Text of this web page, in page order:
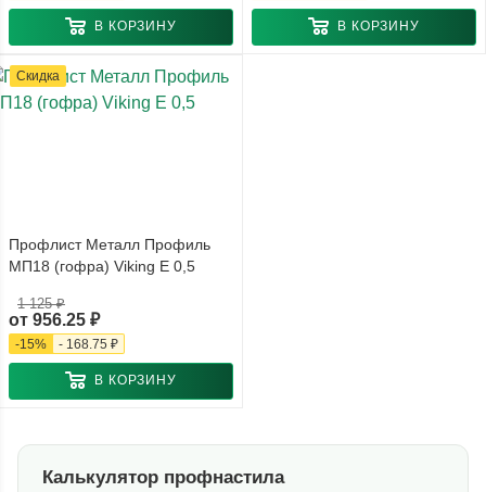
В КОРЗИНУ В КОРЗИНУ
Скидка
Профлист Металл Профиль
МП18 (гофра) Viking E 0,5
от 956.25 ₽
1 125 ₽
-15% - 168.75 ₽
В КОРЗИНУ
Калькулятор профнастила